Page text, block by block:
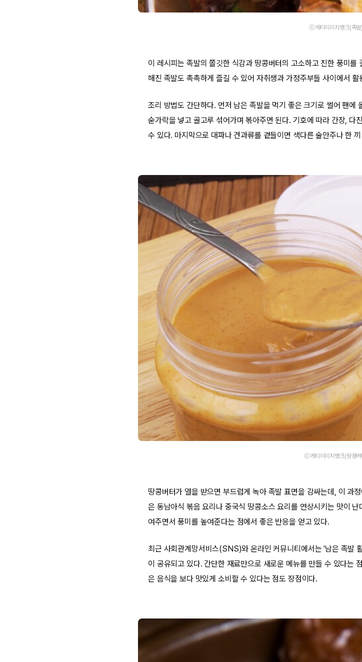
ⓒ게티이미지뱅크(족발)
이 레시피는 족발의 쫄깃한 식감과 땅콩버터의 고소하고 진한 풍미
해진 족발도 촉촉하게 즐길 수 있어 자취생과 가정주부들 사이에서
조리 방법도 간단하다. 먼저 남은 족발을 먹기 좋은 크기로 썰어 팬에
숟가락을 넣고 골고루 섞어가며 볶아주면 된다. 기호에 따라 간장, 다
수 있다. 마지막으로 대파나 견과류를 곁들이면 색다른 술안주나 한
ⓒ게티이미지뱅크(땅콩버
땅콩버터가 열을 받으면 부드럽게 녹아 족발 표면을 감싸는데, 이 과
은 동남아식 볶음 요리나 중국식 땅콩소스 요리를 연상시키는 맛이
여주면서 풍미를 높여준다는 점에서 좋은 반응을 얻고 있다.
최근 사회관계망서비스(SNS)와 온라인 커뮤니티에서는 '남은 족발
이 공유되고 있다. 간단한 재료만으로 새로운 메뉴를 만들 수 있다는
은 음식을 보다 맛있게 소비할 수 있다는 점도 장점이다.